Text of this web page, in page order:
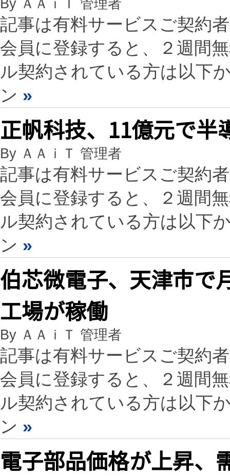
By ＡＡｉＴ 管理者
記事は有料サービスご契約
会員に登録すると、２週間
ル契約されている方は以下
ン »
正帆科技、11億元で半
By ＡＡｉＴ 管理者
記事は有料サービスご契約
会員に登録すると、２週間
ル契約されている方は以下
ン »
伯芯微電子、天津市で
工場が稼働
By ＡＡｉＴ 管理者
記事は有料サービスご契約
会員に登録すると、２週間
ル契約されている方は以下
ン »
電子部品価格が上昇、